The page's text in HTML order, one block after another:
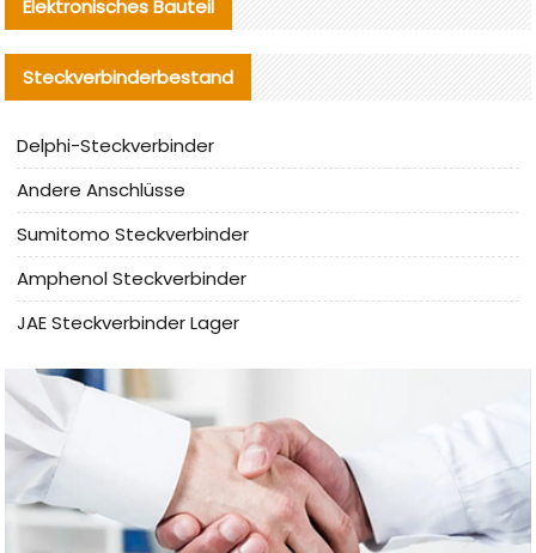
Elektronisches Bauteil
Steckverbinderbestand
Delphi-Steckverbinder
Andere Anschlüsse
Sumitomo Steckverbinder
Amphenol Steckverbinder
JAE Steckverbinder Lager